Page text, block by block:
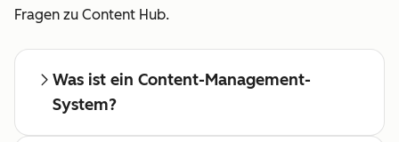
Fragen zu Content Hub.
Was ist ein Content-Management-
System?